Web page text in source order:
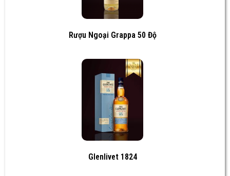
Rượu Ngoại Grappa 50 Độ
Glenlivet 1824